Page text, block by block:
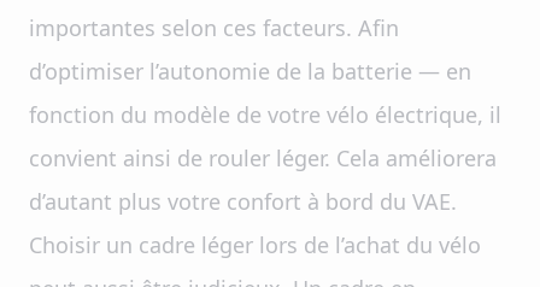
importantes selon ces facteurs. Afin
d’optimiser l’autonomie de la batterie — en
fonction du modèle de votre vélo électrique, il
convient ainsi de rouler léger. Cela améliorera
d’autant plus votre confort à bord du VAE.
Choisir un cadre léger lors de l’achat du vélo